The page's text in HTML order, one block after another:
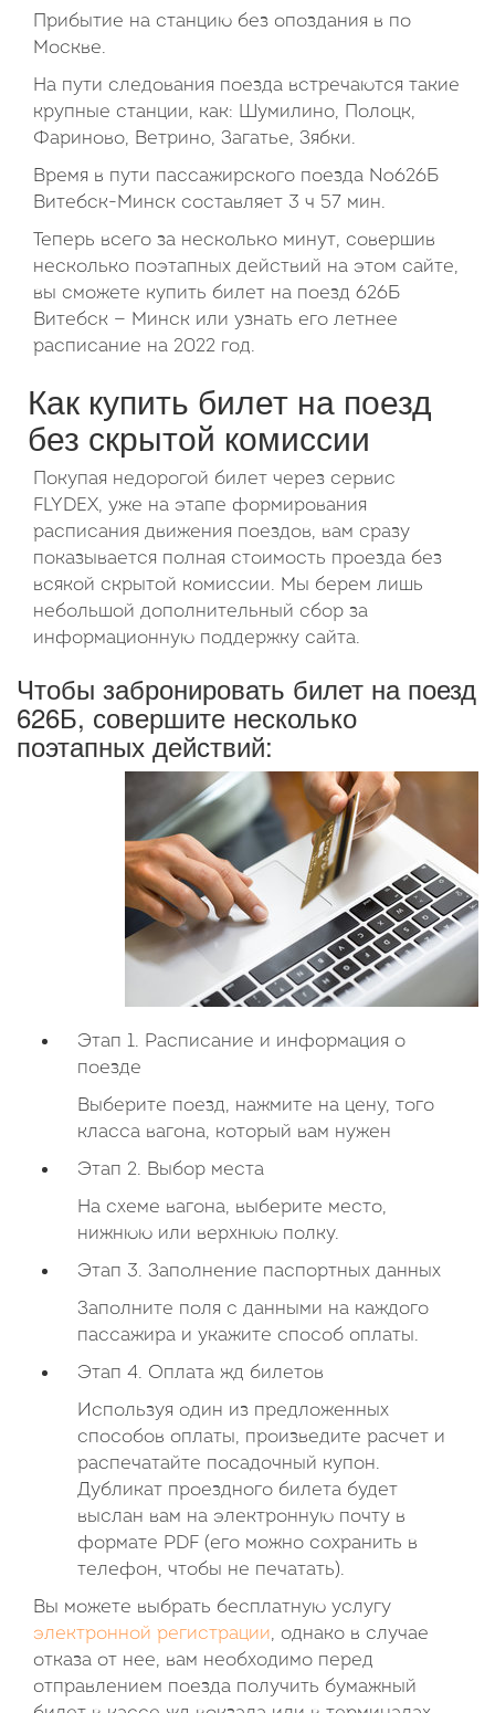
Прибытие на станцию без опоздания в по
Москве.
На пути следования поезда встречаются такие
крупные станции, как: Шумилино, Полоцк,
Фариново, Ветрино, Загатье, Зябки.
Время в пути пассажирского поезда №626Б
Витебск-Минск составляет 3 ч 57 мин.
Теперь всего за несколько минут, совершив
несколько поэтапных действий на этом сайте,
вы сможете купить билет на поезд 626Б
Витебск — Минск или узнать его летнее
расписание на 2022 год.
Как купить билет на поезд
без скрытой комиссии
Покупая недорогой билет через сервис
FLYDEX, уже на этапе формирования
расписания движения поездов, вам сразу
показывается полная стоимость проезда без
всякой скрытой комиссии. Мы берем лишь
небольшой дополнительный сбор за
информационную поддержку сайта.
Чтобы забронировать билет на поезд
626Б, совершите несколько
поэтапных действий:
Этап 1. Расписание и информация о
поезде
Выберите поезд, нажмите на цену, того
класса вагона, который вам нужен
Этап 2. Выбор места
На схеме вагона, выберите место,
нижнюю или верхнюю полку.
Этап 3. Заполнение паспортных данных
Заполните поля с данными на каждого
пассажира и укажите способ оплаты.
Этап 4. Оплата жд билетов
Используя один из предложенных
способов оплаты, произведите расчет и
распечатайте посадочный купон.
Дубликат проездного билета будет
выслан вам на электронную почту в
формате PDF (его можно сохранить в
телефон, чтобы не печатать).
Вы можете выбрать бесплатную услугу
электронной регистрации, однако в случае
отказа от нее, вам необходимо перед
отправлением поезда получить бумажный